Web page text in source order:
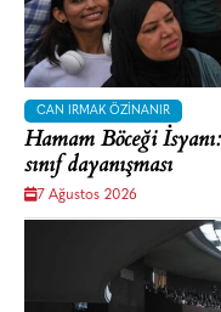
CAN IRMAK ÖZINANIR
Hamam Böceği
sınıf dayanışması
7 Ağustos 2026